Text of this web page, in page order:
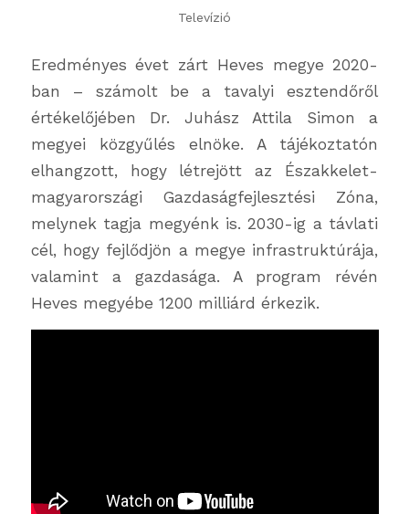
Televízió
Eredményes évet zárt Heves megye 2020-
ban – számolt be a tavalyi esztendőről
értékelőjében Dr. Juhász Attila Simon a
megyei közgyűlés elnöke. A tájékoztatón
elhangzott, hogy létrejött az Északkelet-
magyarországi Gazdaságfejlesztési Zóna,
melynek tagja megyénk is. 2030-ig a távlati
cél, hogy fejlődjön a megye infrastruktúrája,
valamint a gazdasága. A program révén
Heves megyébe 1200 milliárd érkezik.